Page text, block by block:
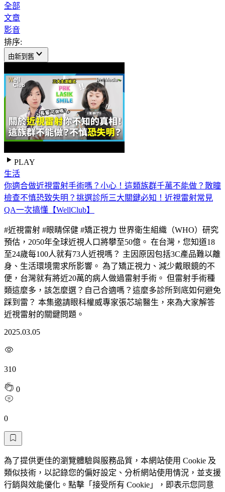
全部
文章
影音
排序:
由新到舊
PLAY
生活
你適合做近視雷射手術嗎？小心！這類族群千萬不能做？散瞳
檢查不慎恐致失明？挑選診所三大關鍵必知！近視雷射常見
QA一次搞懂【WellClub】
#近視雷射 #眼睛保健 #矯正視力 世界衛生組織（WHO）研究
預估，2050年全球近視人口將攀至50億。 在台灣，您知道18
至24歲每100人就有73人近視嗎？ 主因原因包括3C產品難以離
身、生活環境需求所影響。 為了矯正視力、減少戴眼鏡的不
便，台灣就有將近20萬的病人做過雷射手術。 但雷射手術種
類這麼多，該怎麼選？自己合適嗎？這麼多診所到底如何避免
踩到雷？ 本集邀請眼科權威專家張芯瑜醫生，來為大家解答
近視雷射的關鍵問題。
2025.03.05
310
0
0
為了提供更佳的瀏覽體驗與服務品質，本網站使用 Cookie 及
類似技術，以記錄您的偏好設定、分析網站使用情況，並支援
行銷與效能優化。點擊「接受所有 Cookie」，即表示您同意